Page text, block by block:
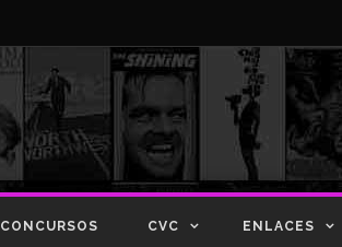
CONCURSOS CVC ENLACES